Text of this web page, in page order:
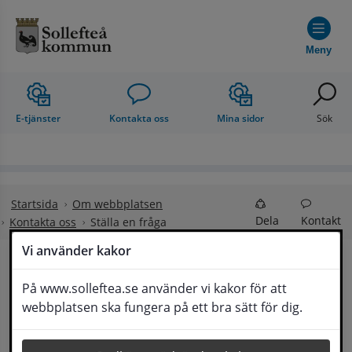
Vi använder kakor
På www.solleftea.se använder vi kakor för att
webbplatsen ska fungera på ett bra sätt för dig.
Meny
E-tjänster Kontakta oss Mina sidor Sök
Startsida
Om webbplatsen
Kontakta oss
Ställa en fråga Dela Kontakt
Ställa en fråga
Om din fråga är omfattande kan det bli aktuellt